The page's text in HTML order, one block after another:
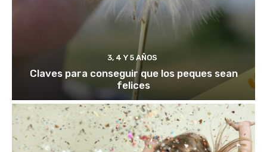
3, 4 Y 5 AÑOS
Claves para conseguir que los peques sean
felices